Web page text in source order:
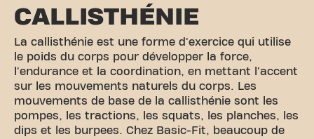
CALLISTHÉNIE
La callisthénie est une forme d'exercice qui utilise
le poids du corps pour développer la force,
l'endurance et la coordination, en mettant l'accent
sur les mouvements naturels du corps. Les
mouvements de base de la callisthénie sont les
pompes, les tractions, les squats, les planches, les
dips et les burpees. Chez Basic-Fit, beaucoup de